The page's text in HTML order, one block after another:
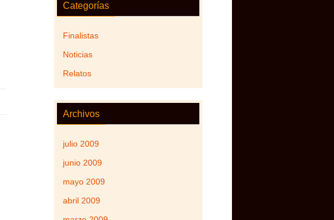
Categorías
Finalistas
Noticias
Relatos
Archivos
julio 2009
junio 2009
mayo 2009
abril 2009